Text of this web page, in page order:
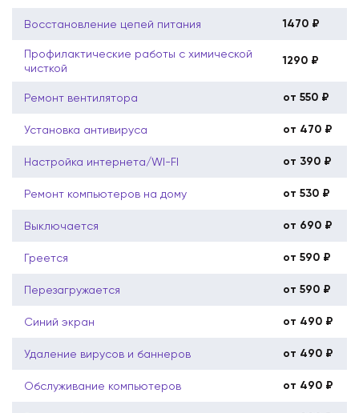
Восстановление цепей питания 1470 ₽
Профилактические работы с химической
чисткой
1290 ₽
Ремонт вентилятора от 550 ₽
Установка антивируса от 470 ₽
Настройка интернета/WI-FI от 390 ₽
Ремонт компьютеров на дому от 530 ₽
Выключается от 690 ₽
Греется от 590 ₽
Перезагружается от 590 ₽
Синий экран от 490 ₽
Удаление вирусов и баннеров от 490 ₽
Обслуживание компьютеров от 490 ₽